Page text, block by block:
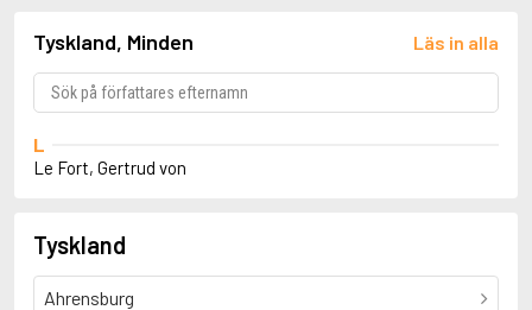
Tyskland, Minden Läs in alla
L
Le Fort, Gertrud von
Tyskland
Ahrensburg